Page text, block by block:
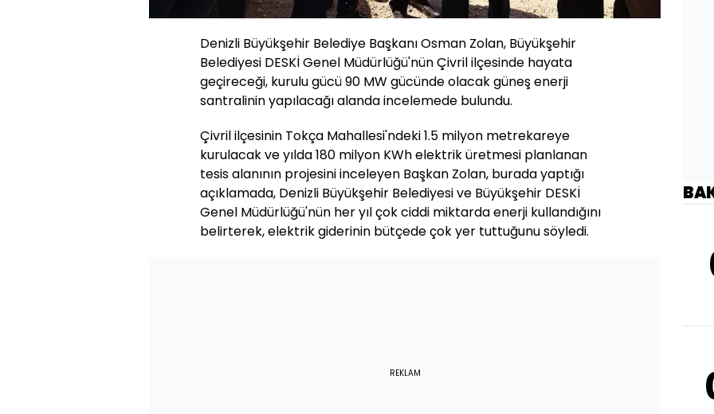
Denizli Büyükşehir Belediye Başkanı Osman Zolan, Büyükşehir
Belediyesi DESKİ Genel Müdürlüğü'nün Çivril ilçesinde hayata
geçireceği, kurulu gücü 90 MW gücünde olacak güneş enerji
santralinin yapılacağı alanda incelemede bulundu.
Çivril ilçesinin Tokça Mahallesi'ndeki 1.5 milyon metrekareye
kurulacak ve yılda 180 milyon KWh elektrik üretmesi planlanan
tesis alanının projesini inceleyen Başkan Zolan, burada yaptığı
açıklamada, Denizli Büyükşehir Belediyesi ve Büyükşehir DESKİ
Genel Müdürlüğü'nün her yıl çok ciddi miktarda enerji kullandığını
belirterek, elektrik giderinin bütçede çok yer tuttuğunu söyledi.
REKLAM